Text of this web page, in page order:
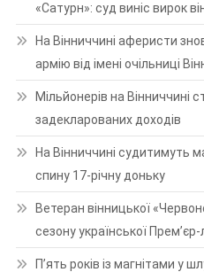
«Сатурн»: суд виніс вирок
На Вінниччині аферисти
армію від імені очільниці
Мільйонерів на Вінниччині
задекларованих доходів
На Вінниччині судитимуть
спину 17-річну доньку
Ветеран вінницької
сезону української
П’ять років із магнітами у